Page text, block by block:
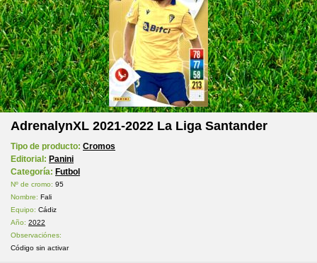
AdrenalynXL 2021-2022 La Liga Santander
Tipo de producto: Cromos
Editorial: Panini
Categoría: Futbol
Nº de cromo: 95
Nombre: Fali
Equipo: Cádiz
Año: 2022
Observaciónes:
Código sin activar